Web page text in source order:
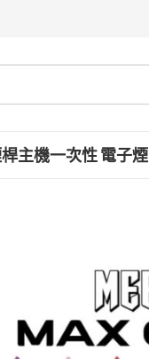
主機一次性 電子煙